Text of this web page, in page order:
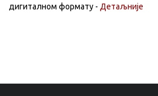
дигиталном формату - Детаљније